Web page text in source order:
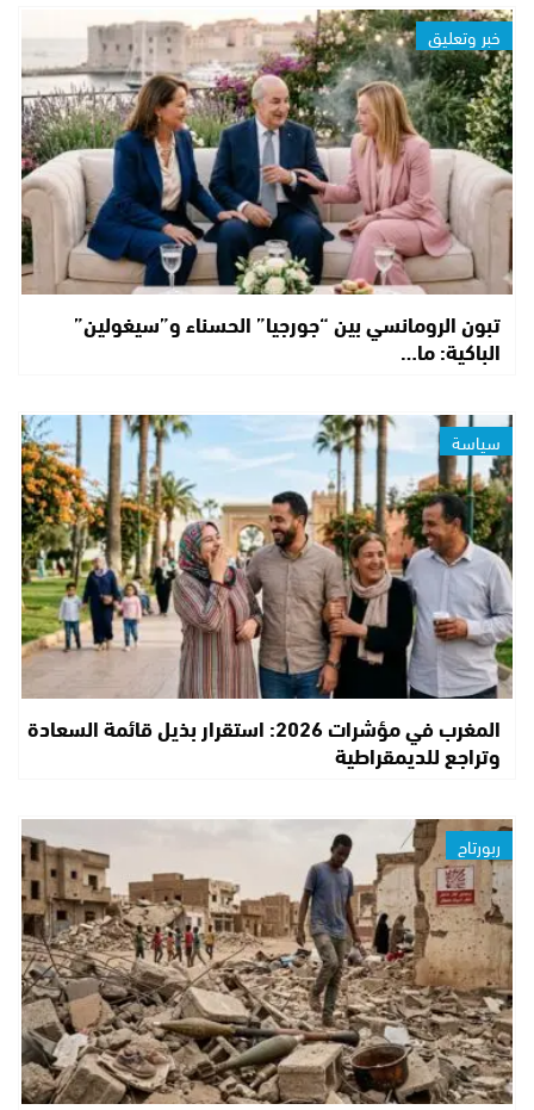
خبر وتعليق
تبون الرومانسي بين “جورجيا” الحسناء و”سيغولين”
الباكية: ما…
سياسة
المغرب في مؤشرات 2026: استقرار بذيل قائمة السعادة
وتراجع للديمقراطية
ربورتاج